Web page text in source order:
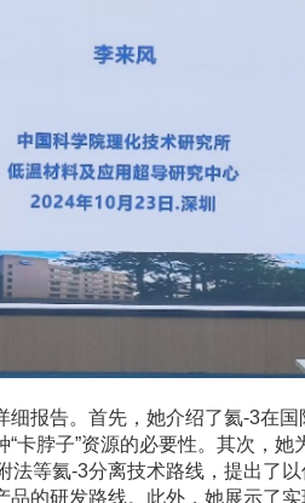
报告。首先，她介绍了氦-3在
卡脖子”资源的必要性。其次，
法等氦-3分离技术路线，提出了
的研发路线。此外，她展示了